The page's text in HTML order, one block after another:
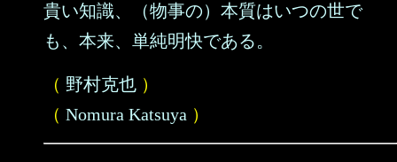
貴い知識、（物事の）本質はいつの世で
も、本来、単純明快である。
（ 野村克也 ）
（ Nomura Katsuya ）